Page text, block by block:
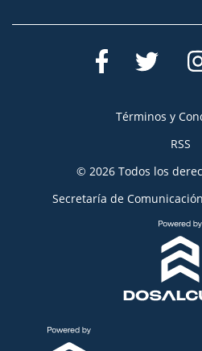
Términos y
RSS
© 2026 Todos los
Secretaría de